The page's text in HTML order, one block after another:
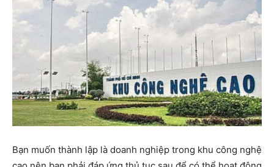
Bạn muốn thành lập là doanh nghiệp trong khu công nghệ